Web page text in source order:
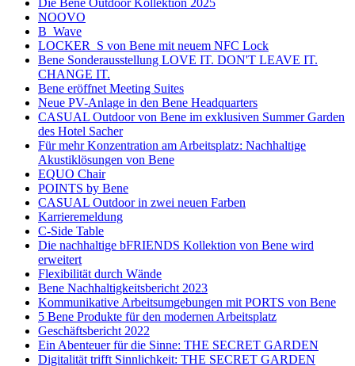
NOOVO
B_Wave
LOCKER_S von Bene mit neuem NFC Lock
Bene Sonderausstellung LOVE IT. DON'T LEAVE IT.
CHANGE IT.
Bene eröffnet Meeting Suites
Neue PV-Anlage in den Bene Headquarters
CASUAL Outdoor von Bene im exklusiven Summer Garden
des Hotel Sacher
Für mehr Konzentration am Arbeitsplatz: Nachhaltige
Akustiklösungen von Bene
EQUO Chair
POINTS by Bene
CASUAL Outdoor in zwei neuen Farben
Karrieremeldung
C-Side Table
Die nachhaltige bFRIENDS Kollektion von Bene wird
erweitert
Flexibilität durch Wände
Bene Nachhaltigkeitsbericht 2023
Kommunikative Arbeitsumgebungen mit PORTS von Bene
5 Bene Produkte für den modernen Arbeitsplatz
Geschäftsbericht 2022
Ein Abenteuer für die Sinne: THE SECRET GARDEN
Digitalität trifft Sinnlichkeit: THE SECRET GARDEN